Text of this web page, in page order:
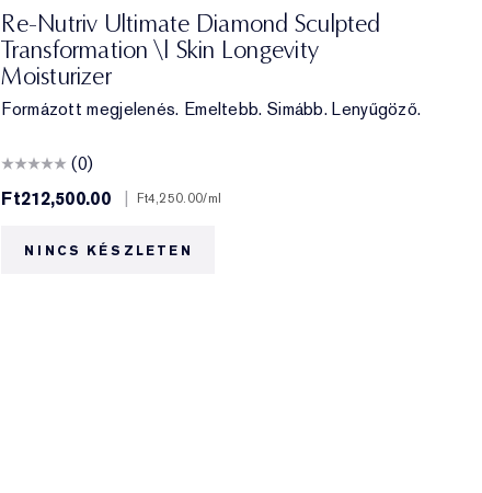
Re-Nutriv Ultimate Diamond Sculpted
Transformation \| Skin Longevity
Moisturizer
Formázott megjelenés. Emeltebb. Simább. Lenyűgöző.
(0)
Ft212,500.00
| Ft4,250.00/ml
NINCS KÉSZLETEN